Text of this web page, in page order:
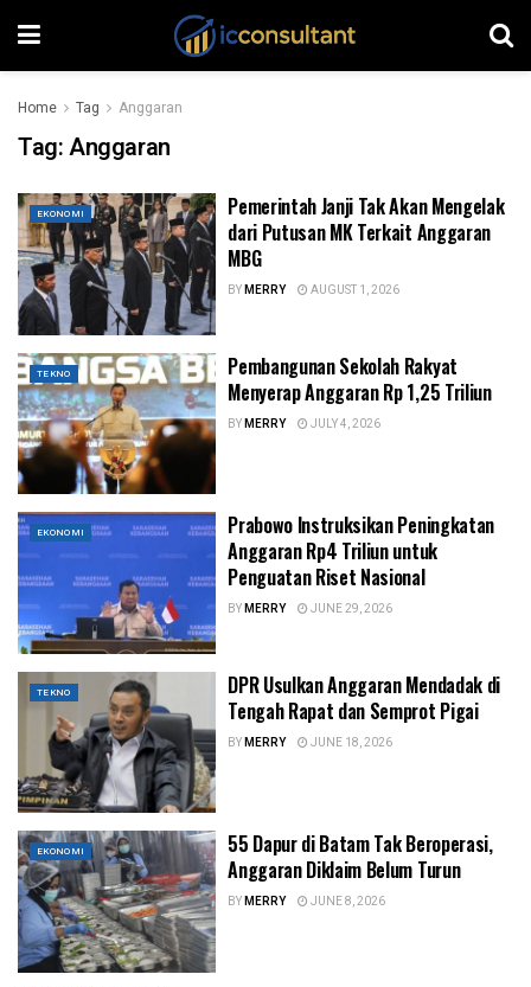
Home Tag Anggaran
Tag:Anggaran
EKONOMI
Pemerintah Janji Tak Akan Mengelak
dari Putusan MK Terkait Anggaran
MBG
BYMERRY AUGUST 1, 2026
TEKNO
Pembangunan Sekolah Rakyat
Menyerap Anggaran Rp 1,25 Triliun
BYMERRY JULY 4, 2026
EKONOMI
Prabowo Instruksikan Peningkatan
Anggaran Rp4 Triliun untuk
Penguatan Riset Nasional
BYMERRY JUNE 29, 2026
TEKNO
DPR Usulkan Anggaran Mendadak di
Tengah Rapat dan Semprot Pigai
BYMERRY JUNE 18, 2026
EKONOMI
55 Dapur di Batam Tak Beroperasi,
Anggaran Diklaim Belum Turun
BYMERRY JUNE 8, 2026